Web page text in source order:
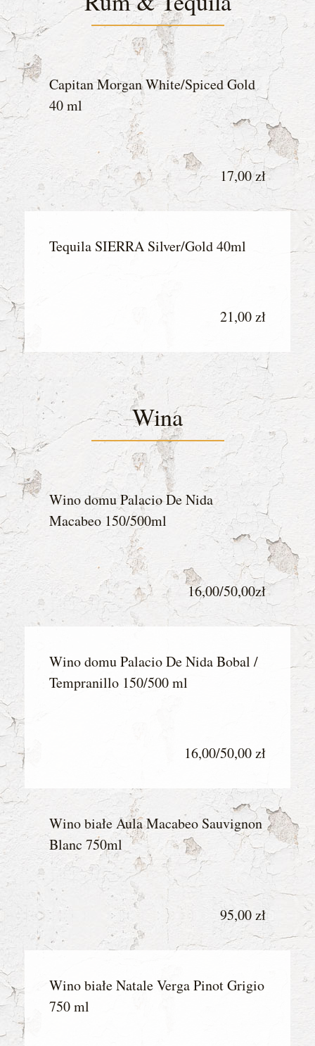
Capitan Morgan White/Spiced Gold
40 ml
17,00 zł
Tequila SIERRA Silver/Gold 40ml
21,00 zł
Wina
Wino domu Palacio De Nida
Macabeo 150/500ml
16,00/50,00zł
Wino domu Palacio De Nida Bobal /
Tempranillo 150/500 ml
16,00/50,00 zł
Wino białe Aula Macabeo Sauvignon
Blanc 750ml
95,00 zł
Wino białe Natale Verga Pinot Grigio
750 ml